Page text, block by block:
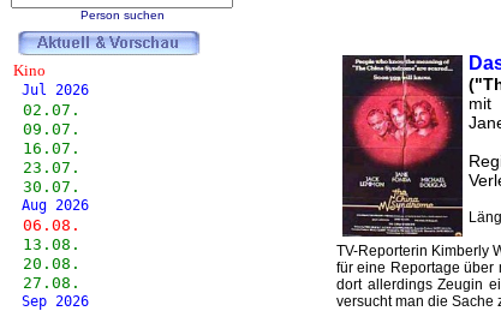
mit
TV-Reporterin Kimberly
für eine Reportage über
dort allerdings Zeugin
versucht man die Sache
Person suchen
Kino
Jul 2026
02.07.
09.07.
16.07.
23.07.
30.07.
Aug 2026
06.08.
13.08.
20.08.
27.08.
Sep 2026